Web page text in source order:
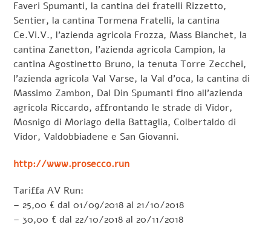
Faveri Spumanti, la cantina dei fratelli Rizzetto,
Sentier, la cantina Tormena Fratelli, la cantina
Ce.Vi.V., l’azienda agricola Frozza, Mass Bianchet, la
cantina Zanetton, l’azienda agricola Campion, la
cantina Agostinetto Bruno, la tenuta Torre Zecchei,
l’azienda agricola Val Varse, la Val d’oca, la cantina di
Massimo Zambon, Dal Din Spumanti fino all’azienda
agricola Riccardo, affrontando le strade di Vidor,
Mosnigo di Moriago della Battaglia, Colbertaldo di
Vidor, Valdobbiadene e San Giovanni.
http://www.prosecco.run
Tariffa AV Run:
– 25,00 € dal 01/09/2018 al 21/10/2018
– 30,00 € dal 22/10/2018 al 20/11/2018